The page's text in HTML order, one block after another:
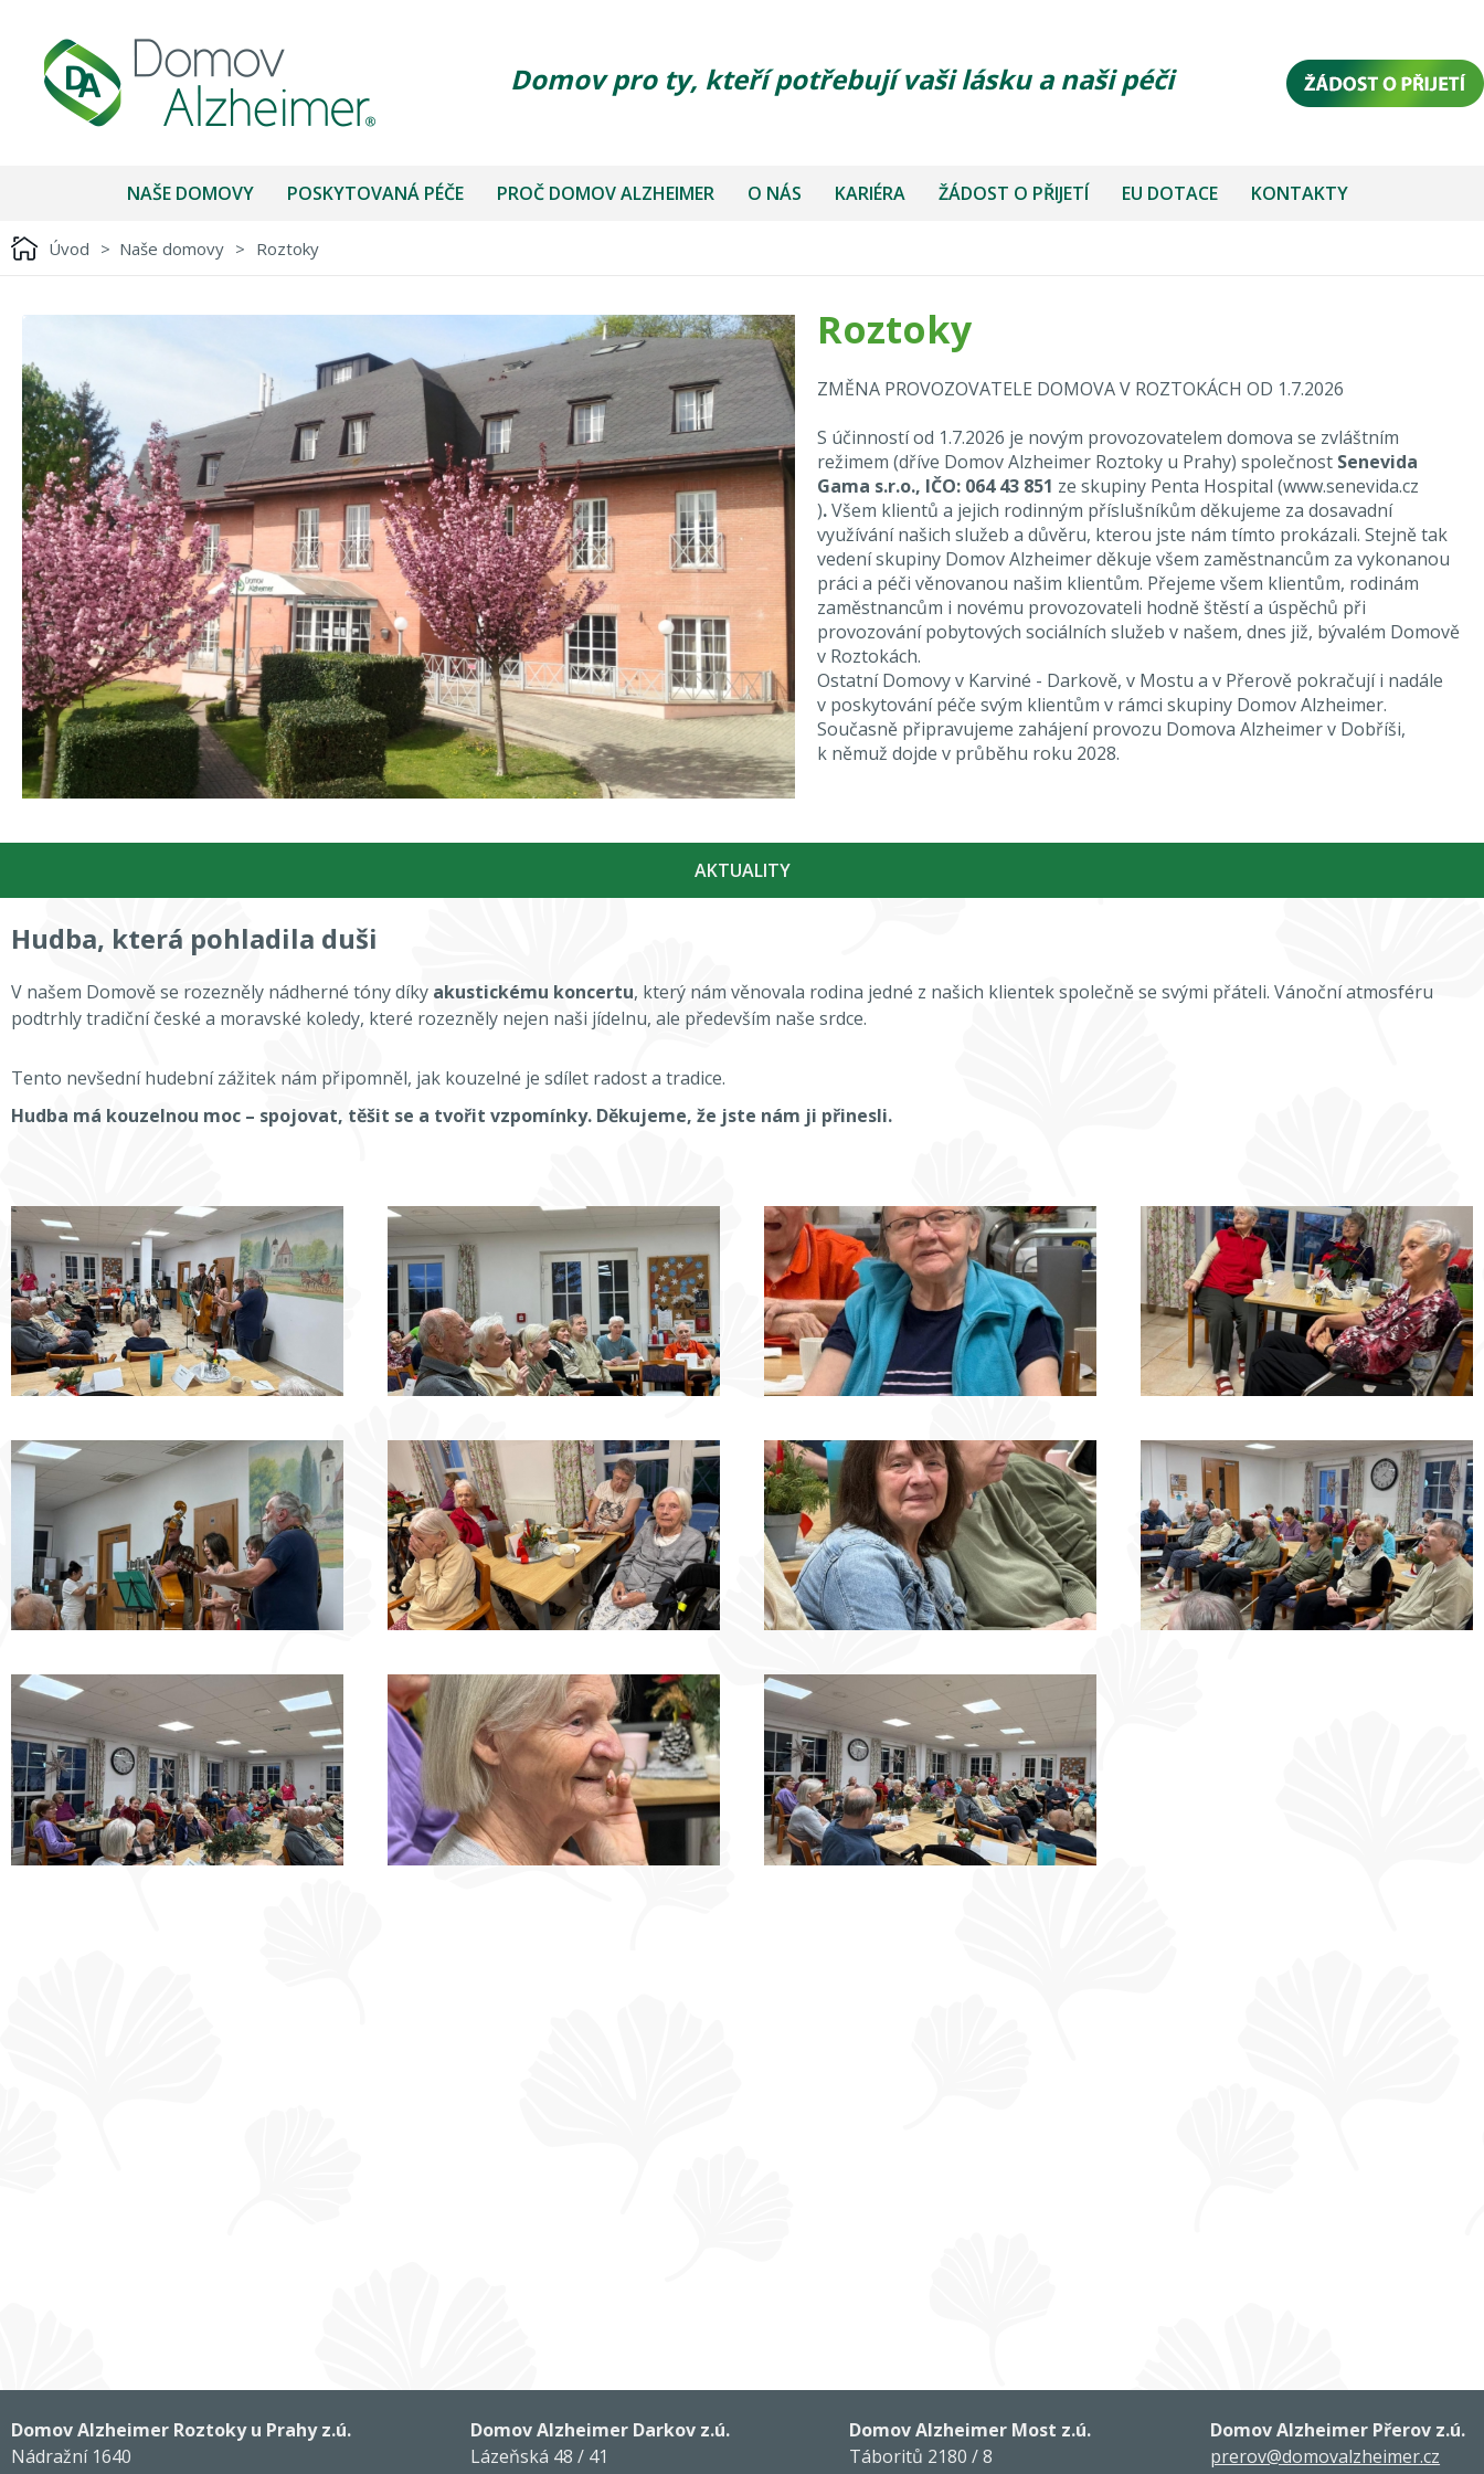
Domov pro ty, kteří potřebují vaši lásku a naši péči
NAŠE DOMOVY POSKYTOVANÁ PÉČE PROČ DOMOV ALZHEIMER O NÁS KARIÉRA ŽÁDOST O PŘIJETÍ EU DOTACE KONTAKTY
Úvod > Naše domovy > Roztoky
Roztoky
ZMĚNA PROVOZOVATELE DOMOVA V ROZTOKÁCH OD 1.7.2026
S účinností od 1.7.2026 je novým provozovatelem domova se zvláštním
režimem (dříve Domov Alzheimer Roztoky u Prahy) společnost Senevida
Gama s.r.o., IČO: 064 43 851 ze skupiny Penta Hospital (www.senevida.cz
).Všem klientů a jejich rodinným příslušníkům děkujeme za dosavadní
využívání našich služeb a důvěru, kterou jste nám tímto prokázali. Stejně tak
vedení skupiny Domov Alzheimer děkuje všem zaměstnancům za vykonanou
práci a péči věnovanou našim klientům. Přejeme všem klientům, rodinám
zaměstnancům i novému provozovateli hodně štěstí a úspěchů při
provozování pobytových sociálních služeb v našem, dnes již, bývalém Domově
v Roztokách.
Ostatní Domovy v Karviné - Darkově, v Mostu a v Přerově pokračují i nadále
v poskytování péče svým klientům v rámci skupiny Domov Alzheimer.
Současně připravujeme zahájení provozu Domova Alzheimer v Dobříši,
k němuž dojde v průběhu roku 2028.
AKTUALITY
Hudba, která pohladila duši
V našem Domově se rozezněly nádherné tóny díky akustickému koncertu, který nám věnovala rodina jedné z našich klientek společně se svými přáteli. Vánoční atmosféru
podtrhly tradiční české a moravské koledy, které rozezněly nejen naši jídelnu, ale především naše srdce.
Tento nevšední hudební zážitek nám připomněl, jak kouzelné je sdílet radost a tradice.
Hudba má kouzelnou moc – spojovat, těšit se a tvořit vzpomínky. Děkujeme, že jste nám ji přinesli.
Domov Alzheimer Roztoky u Prahy z.ú.
Nádražní 1640
Domov Alzheimer Darkov z.ú.
Lázeňská 48 / 41
Domov Alzheimer Most z.ú.
Táboritů 2180 / 8
Domov Alzheimer Přerov z.ú.
prerov@domovalzheimer.cz